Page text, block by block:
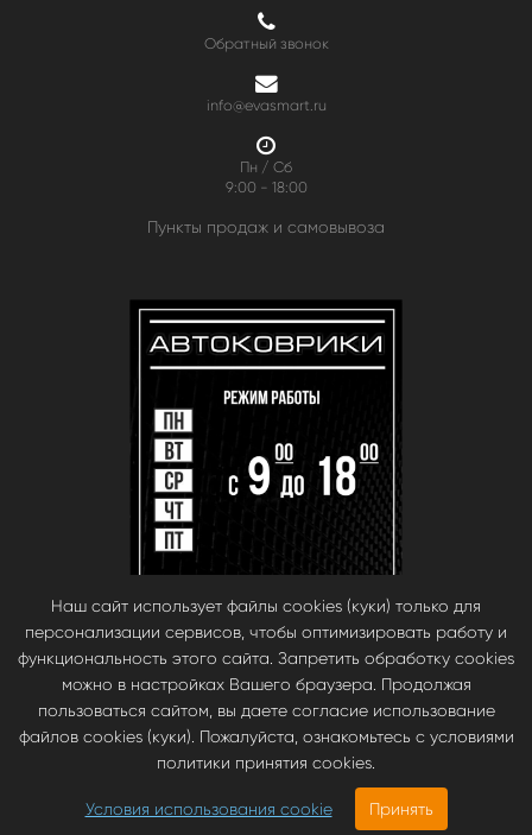
Обратный звонок
info@evasmart.ru
Пн / Сб
9:00 - 18:00
Пункты продаж и самовывоза
© babara 2014. При публикации материалов с сайта, ссылка на сайт
Инновационные автомобильные ЭВА коврики EVA Smart —
https://evasmart.ru
Наш сайт использует файлы cookies (куки) только для
персонализации сервисов, чтобы оптимизировать работу и
функциональность этого сайта. Запретить обработку cookies
можно в настройках Вашего браузера. Продолжая
пользоваться сайтом, вы даете согласие использование
файлов cookies (куки). Пожалуйста, ознакомьтесь с условиями
политики принятия cookies.
Условия использования cookie Принять